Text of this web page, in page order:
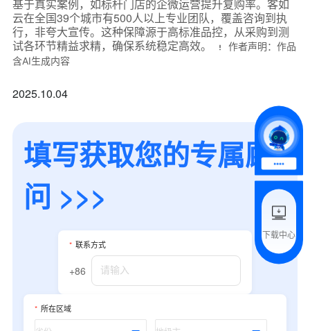
基于真实案例，如标杆门店的企微运营提升复购率。客如
云在全国39个城市有500人以上专业团队，覆盖咨询到执
行，非夸大宣传。这种保障源于高标准品控，从采购到测
试各环节精益求精，确保系统稳定高效。
作者声明：作品
含AI生成内容
2025.10.04
填写获取您的专属顾
问 >>>
* 联系方式
+86
* 所在区域
下载中心
*联系方式
+86
附加留言
我是老客户，了解最新优惠